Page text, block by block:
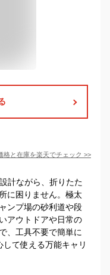
格と在庫を楽天でチェック >>
計ながら、折りたた
に困りません。極太
ンプ場の砂利道や段
アウトドアや日常の
、工具不要で簡単に
て使える万能キャリ